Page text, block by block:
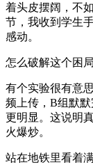
着头皮摆阔，不
节，我收到学生
感动。
怎么破解这个困
有个实验很有意
频上传，B组默
更明显。这说明
火爆炒。
站在地铁里看着